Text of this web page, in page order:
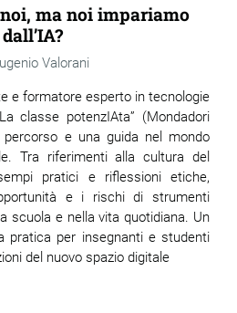
noi, ma noi impariamo
dall’IA?
Valorani
e formatore esperto in tecnologie
classe potenzIAta” (Mondadori
percorso e una guida nel mondo
Tra riferimenti alla cultura del
pratici e riflessioni etiche,
e i rischi di strumenti
scuola e nella vita quotidiana. Un
pratica per insegnanti e studenti
del nuovo spazio digitale